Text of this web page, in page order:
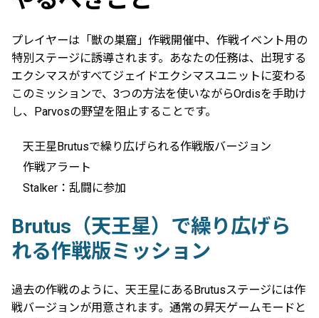
プレイヤーは「獣の巣窟」作戦開催中、作戦イベント用の
特別ステージに誘導されます。あなたの任務は、出現する
エクシマスがすべてジェイドエクシマスユニットに変わる
このミッションで、3つの方法を使いながらOrdisを手助け
し、Parvosの野望を阻止することです。
天王星Brutusで繰り広げられる作戦版バージョン
作戦アラート
Stalker：乱闘に参加
Brutus（天王星）で繰り広げら
れる作戦版ミッション
過去の作戦のように、天王星にあるBrutusステージには作
戦バージョンが用意されます。通常の昇天ゲームモードと